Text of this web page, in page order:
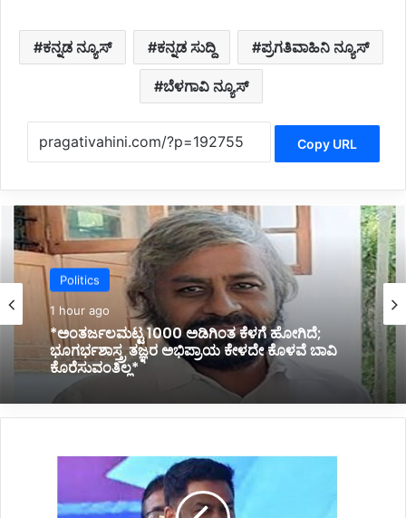
ಕನ್ನಡ ನ್ಯೂಸ್ ಕನ್ನಡ ಸುದ್ದಿ ಪ್ರಗತಿವಾಹಿನಿ ನ್ಯೂಸ್
ಬೆಳಗಾವಿ ನ್ಯೂಸ್
Copy URL
Politics
2 hours ago
*ಹೊರಟ್ಟಿಯವರಿಂದ ರಾಜೀನಾಮೆ ಪಡೆದ ಸರ್ಕಾರದ ನಡೆ
ಪರಿಷತ್ ಇಹಾಸದಲ್ಲಿ ಕಪ್ಪು ಚುಕ್ಕೆ:ಬಸವರಾಜ ಬೊಮ್ಮಾಯಿ*